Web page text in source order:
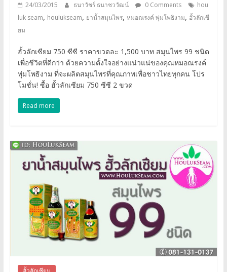
24/03/2015 ธนาวัชร์ ธนาชววัฒน์ 0 Comments
hou
luk seam, houlukseam, ยาน้ำสมุนไพร, หมอณรงค์ พุ่มโพธิงาม, ฮั้วลักเซี
ยม
ฮั้วลักเซียม 750 ซีซี ราคาขวดละ 1,500 บาท สมุนไพร 99 ชนิด
เพื่อชีวิตที่ดีกว่า ด้วยความตั้งใจอย่างแน่วแน่ของคุณหมอณรงค์
พุ่มโพธิงาม ที่จะผลิตสมุนไพรที่คุณภาพเพื่อชาวไทยทุกคน โปร
โมชั่น! ซื้อ ฮั้วลักเซียม 750 ซีซี 2 ขวด
Read more